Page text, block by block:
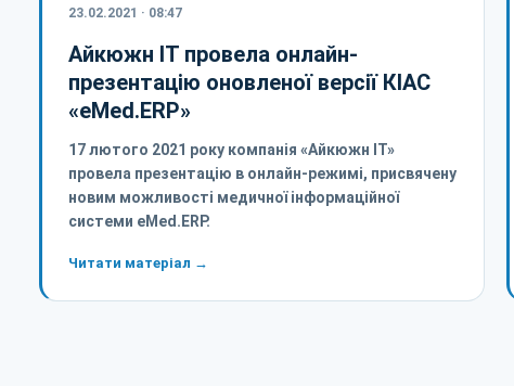
23.02.2021 · 08:47
Айкюжн ІТ провела онлайн-
презентацію оновленої версії КІАС
«eMed.ERP»
17 лютого 2021 року компанія «Айкюжн ІТ»
провела презентацію в онлайн-режимі, присвячену
новим можливості медичної інформаційної
системи eMed.ERP.
Читати матеріал →